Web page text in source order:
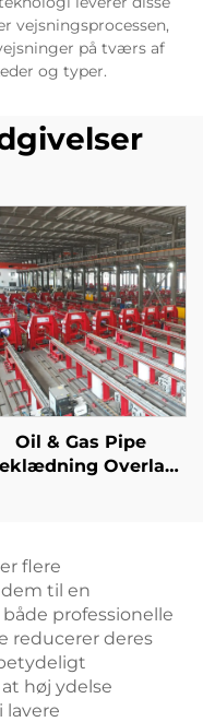
vejsningsprocessen,
på tværs af
og typer.
Oil & Gas Pipe
Overlay
flere
til en
professionelle
reducerer deres
høj ydelse
lavere